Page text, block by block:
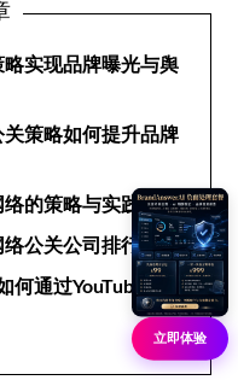
略实现品牌曝光与舆
关策略如何提升品牌
络的策略与实践
络公关公司排行榜
何通过YouTube网络
立即体验